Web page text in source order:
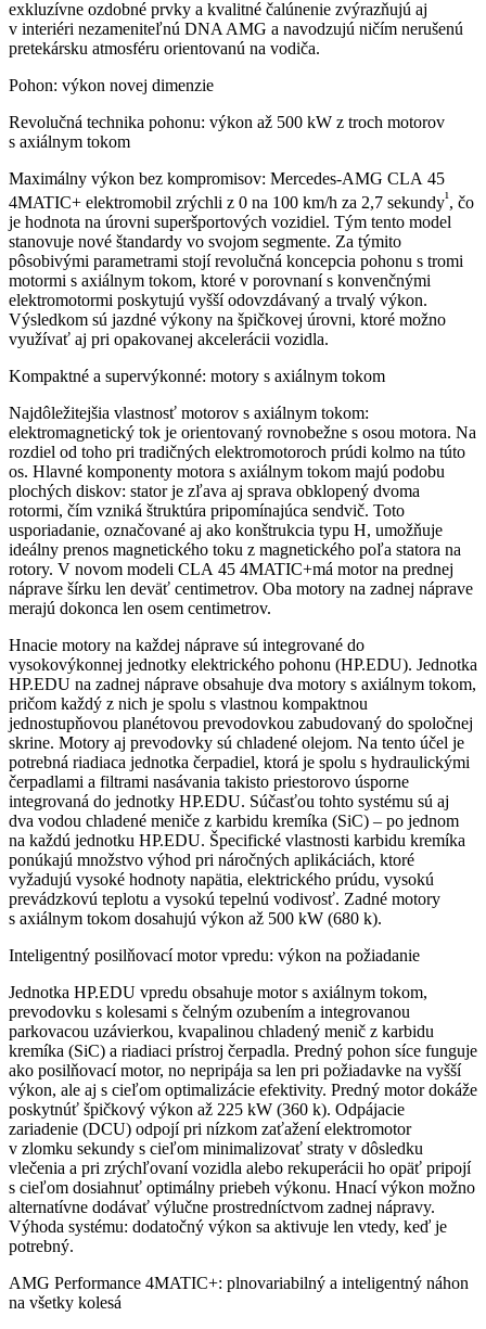
exkluzívne ozdobné prvky a kvalitné čalúnenie zvýrazňujú aj
v interiéri nezameniteľnú DNA AMG a navodzujú ničím nerušenú
pretekársku atmosféru orientovanú na vodiča.
Pohon: výkon novej dimenzie
Revolučná technika pohonu: výkon až 500 kW z troch motorov
s axiálnym tokom
Maximálny výkon bez kompromisov: Mercedes-AMG CLA 45
4MATIC+ elektromobil zrýchli z 0 na 100 km/h za 2,7 sekundy¹, čo
je hodnota na úrovni superšportových vozidiel. Tým tento model
stanovuje nové štandardy vo svojom segmente. Za týmito
pôsobivými parametrami stojí revolučná koncepcia pohonu s tromi
motormi s axiálnym tokom, ktoré v porovnaní s konvenčnými
elektromotormi poskytujú vyšší odovzdávaný a trvalý výkon.
Výsledkom sú jazdné výkony na špičkovej úrovni, ktoré možno
využívať aj pri opakovanej akcelerácii vozidla.
Kompaktné a supervýkonné: motory s axiálnym tokom
Najdôležitejšia vlastnosť motorov s axiálnym tokom:
elektromagnetický tok je orientovaný rovnobežne s osou motora. Na
rozdiel od toho pri tradičných elektromotoroch prúdi kolmo na túto
os. Hlavné komponenty motora s axiálnym tokom majú podobu
plochých diskov: stator je zľava aj sprava obklopený dvoma
rotormi, čím vzniká štruktúra pripomínajúca sendvič. Toto
usporiadanie, označované aj ako konštrukcia typu H, umožňuje
ideálny prenos magnetického toku z magnetického poľa statora na
rotory. V novom modeli CLA 45 4MATIC+má motor na prednej
náprave šírku len deväť centimetrov. Oba motory na zadnej náprave
merajú dokonca len osem centimetrov.
Hnacie motory na každej náprave sú integrované do
vysokovýkonnej jednotky elektrického pohonu (HP.EDU). Jednotka
HP.EDU na zadnej náprave obsahuje dva motory s axiálnym tokom,
pričom každý z nich je spolu s vlastnou kompaktnou
jednostupňovou planétovou prevodovkou zabudovaný do spoločnej
skrine. Motory aj prevodovky sú chladené olejom. Na tento účel je
potrebná riadiaca jednotka čerpadiel, ktorá je spolu s hydraulickými
čerpadlami a filtrami nasávania takisto priestorovo úsporne
integrovaná do jednotky HP.EDU. Súčasťou tohto systému sú aj
dva vodou chladené meniče z karbidu kremíka (SiC) – po jednom
na každú jednotku HP.EDU. Špecifické vlastnosti karbidu kremíka
ponúkajú množstvo výhod pri náročných aplikáciách, ktoré
vyžadujú vysoké hodnoty napätia, elektrického prúdu, vysokú
prevádzkovú teplotu a vysokú tepelnú vodivosť. Zadné motory
s axiálnym tokom dosahujú výkon až 500 kW (680 k).
Inteligentný posilňovací motor vpredu: výkon na požiadanie
Jednotka HP.EDU vpredu obsahuje motor s axiálnym tokom,
prevodovku s kolesami s čelným ozubením a integrovanou
parkovacou uzávierkou, kvapalinou chladený menič z karbidu
kremíka (SiC) a riadiaci prístroj čerpadla. Predný pohon síce funguje
ako posilňovací motor, no nepripája sa len pri požiadavke na vyšší
výkon, ale aj s cieľom optimalizácie efektivity. Predný motor dokáže
poskytnúť špičkový výkon až 225 kW (360 k). Odpájacie
zariadenie (DCU) odpojí pri nízkom zaťažení elektromotor
v zlomku sekundy s cieľom minimalizovať straty v dôsledku
vlečenia a pri zrýchľovaní vozidla alebo rekuperácii ho opäť pripojí
s cieľom dosiahnuť optimálny priebeh výkonu. Hnací výkon možno
alternatívne dodávať výlučne prostredníctvom zadnej nápravy.
Výhoda systému: dodatočný výkon sa aktivuje len vtedy, keď je
potrebný.
AMG Performance 4MATIC+: plnovariabilný a inteligentný náhon
na všetky kolesá